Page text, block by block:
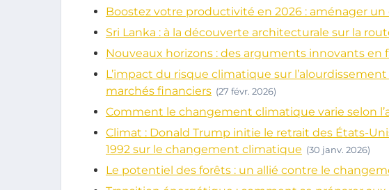
Boostez votre productivité en 2026 : aménager
Sri Lanka : à la découverte architecturale sur la
Nouveaux horizons : des arguments innovants en
L’impact du risque climatique sur
marchés financiers (27 févr. 2026)
Comment le changement climatique varie selon
Climat : Donald Trump initie le retrait des États-
1992 sur le changement climatique (30 janv. 2026)
Le potentiel des forêts : un allié contre le